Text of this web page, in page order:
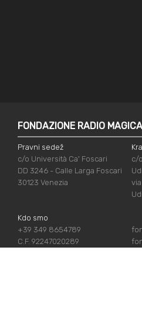
FONDAZIONE RADIO
Pravni sedež
c/o Università Ca' Foscari
DD 3246 - Calle Larga Foscari
30123 Venezia
c/
Kdo smo
+39 349 8654789
C.F. 92247020289